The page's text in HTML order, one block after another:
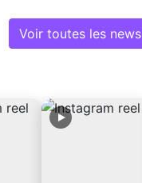
Voir toutes les news